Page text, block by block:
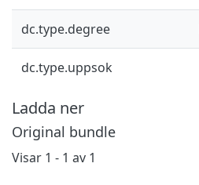
dc.type.degree
dc.type.uppsok
Ladda ner
Original bundle
Visar 1 - 1 av 1